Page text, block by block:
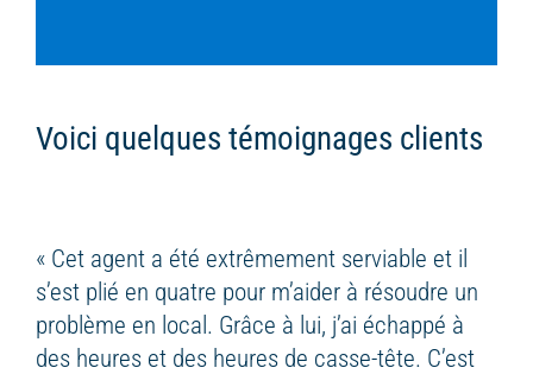
Voici quelques témoignages clients
« Cet agent a été extrêmement serviable et il
s’est plié en quatre pour m’aider à résoudre un
problème en local. Grâce à lui, j’ai échappé à
des heures et des heures de casse-tête. C’est